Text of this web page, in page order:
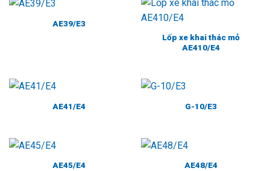
AE39/E3
Lốp xe khai thác mỏ
AE410/E4
AE41/E4 G-10/E3
AE45/E4 AE48/E4